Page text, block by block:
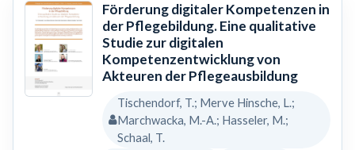
Förderung digitaler Kompetenzen in
der Pflegebildung. Eine qualitative
Studie zur digitalen
Kompetenzentwicklung von
Akteuren der Pflegeausbildung
Tischendorf, T.; Merve Hinsche, L.;
Marchwacka, M.-A.; Hasseler, M.;
Schaal, T.